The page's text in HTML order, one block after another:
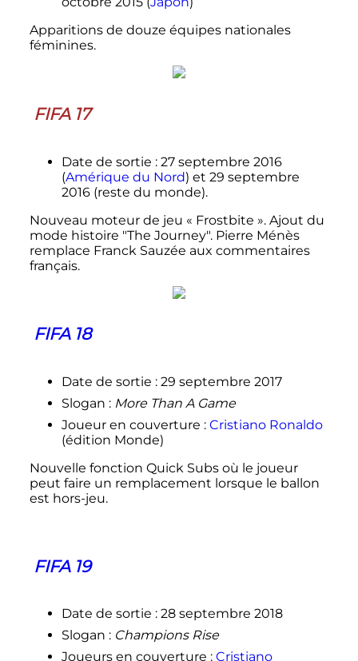
Apparitions de douze équipes nationales
féminines.
FIFA 17
Date de sortie : 27 septembre 2016
(Amérique du Nord) et 29 septembre
2016 (reste du monde).
Nouveau moteur de jeu « Frostbite ». Ajout du
mode histoire "The Journey". Pierre Ménès
remplace Franck Sauzée aux commentaires
français.
FIFA 18
Date de sortie : 29 septembre 2017
Slogan : More Than A Game
Joueur en couverture : Cristiano Ronaldo
(édition Monde)
Nouvelle fonction Quick Subs où le joueur
peut faire un remplacement lorsque le ballon
est hors-jeu.
FIFA 19
Date de sortie : 28 septembre 2018
Slogan : Champions Rise
Joueurs en couverture : Cristiano